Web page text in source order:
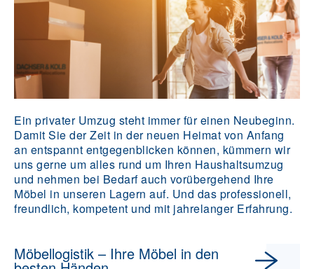
Ein privater Umzug steht immer für einen Neubeginn.
Damit Sie der Zeit in der neuen Heimat von Anfang
an entspannt entgegenblicken können, kümmern wir
uns gerne um alles rund um Ihren Haushaltsumzug
und nehmen bei Bedarf auch vorübergehend Ihre
Möbel in unseren Lagern auf. Und das professionell,
freundlich, kompetent und mit jahrelanger Erfahrung.
Möbellogistik – Ihre Möbel in den